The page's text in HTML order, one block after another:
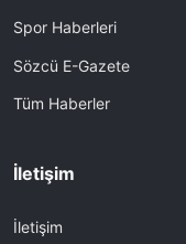
Spor Haberleri
Sözcü E-Gazete
Tüm Haberler
İletişim
İletişim